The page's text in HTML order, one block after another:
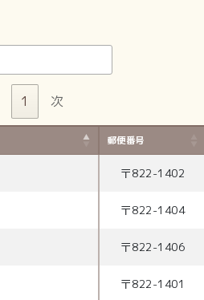
1 次
郵便番号
〒822-1402
〒822-1404
〒822-1406
〒822-1401